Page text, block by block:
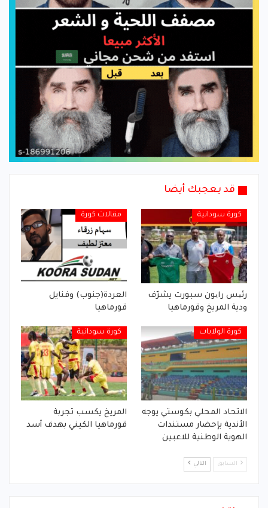
قد يعجبك أيضا
كورة سودانية
رئیس رایون سبورت يشرّف
ودية المريخ وقورماهيا
مقالات كورة
العردة(جنوب) وفنايل
قورماهيا
كورة الولايات
الاتحاد المحلي بكوستي يوجه
الأندية بإحضار مستندات
الهوية الوطنية للاعبين
كورة سودانية
المريخ يكسب تجربة
قورماهيا الكيني بهدف أسد
السابق التالي